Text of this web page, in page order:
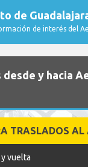
de
de interés del
desde y hacia
TRASLADOS AL
y vuelta